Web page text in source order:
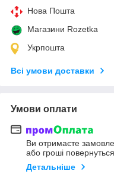
Нова Пошта
Магазини Rozetka
Укрпошта
Всі умови доставки
Умови оплати
Ви отримаєте
або гроші
Детальніше